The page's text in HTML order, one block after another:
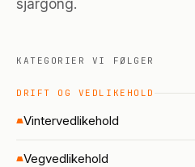
sjargong.
KATEGORIER VI FØLGER
DRIFT OG VEDLIKEHOLD
Vintervedlikehold
Vegvedlikehold